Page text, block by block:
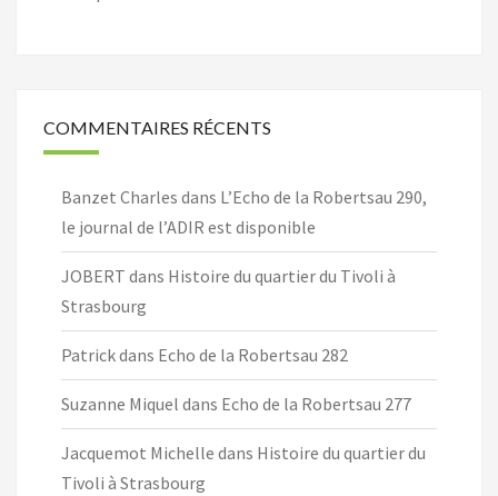
COMMENTAIRES RÉCENTS
Banzet Charles dans L’Echo de la Robertsau 290,
le journal de l’ADIR est disponible
JOBERT dans Histoire du quartier du Tivoli à
Strasbourg
Patrickdans Echo de la Robertsau 282
Suzanne Miquel dans Echo de la Robertsau 277
Jacquemot Michelle dans Histoire du quartier du
Tivoli à Strasbourg